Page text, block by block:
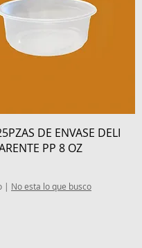
Vista rápida
DE ENVASE DELI
PP 8 OZ
| No esta lo que busco